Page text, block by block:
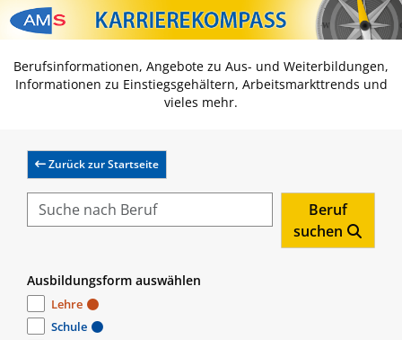
Zum Inhalt springen
Zum Navmenü springen
Zur Suche springen
Zur Footer springen
Berufsinformationen, Angebote zu Aus- und Weiterbildungen,
Informationen zu Einstiegsgehältern, Arbeitsmarkttrends und
vieles mehr.
Zurück zur Startseite
Beruf
suchen
Ausbildungsform auswählen
Lehre
Schule